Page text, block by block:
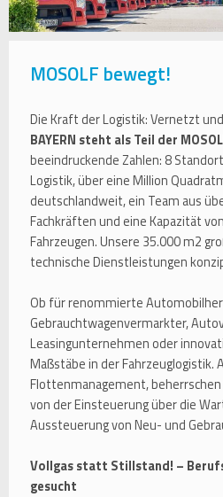
MOSOLF bewegt!
Die Kraft der Logistik: Vernetzt
BAYERN steht als Teil der
beeindruckende Zahlen: 8
Logistik, über eine Million
deutschlandweit, ein Team aus
Fachkräften und eine Kapazität
Fahrzeugen. Unsere 35.000 m2
technische Dienstleistungen
Ob für renommierte
Gebrauchtwagenvermarkter,
Leasingunternehmen oder
Maßstäbe in der Fahrzeuglogistik.
Flottenmanagement,
von der Einsteuerung über die
Aussteuerung von Neu- und
Vollgas statt Stillstand! –
gesucht